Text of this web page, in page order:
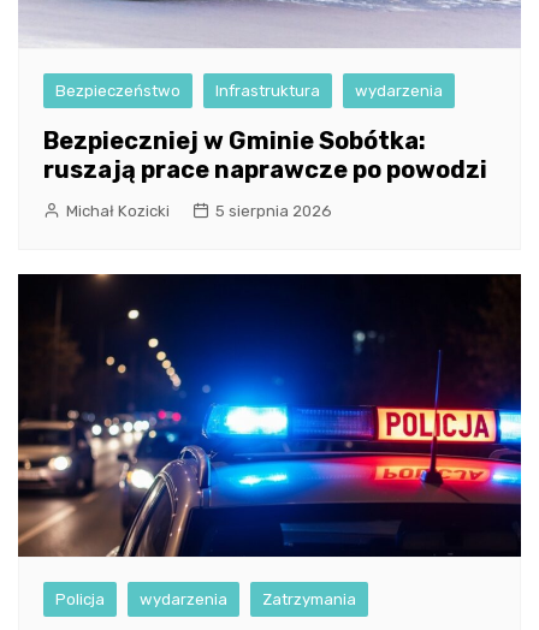
Bezpieczeństwo Infrastruktura wydarzenia
Bezpieczniej w Gminie Sobótka:
ruszają prace naprawcze po powodzi
Michał Kozicki 5 sierpnia 2026
Policja wydarzenia Zatrzymania